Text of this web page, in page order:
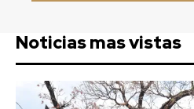
Noticias mas vistas